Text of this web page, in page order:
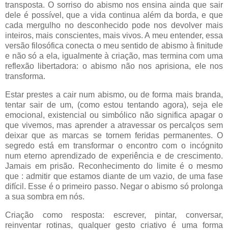
transposta. O sorriso do abismo nos ensina ainda que sair
dele é possível, que a vida continua além da borda, e que
cada mergulho no desconhecido pode nos devolver mais
inteiros, mais conscientes, mais vivos. A meu entender, essa
versão filosófica conecta o meu sentido de abismo à finitude
e não só a ela, igualmente à criação, mas termina com uma
reflexão libertadora: o abismo não nos aprisiona, ele nos
transforma.
Estar prestes a cair num abismo, ou de forma mais branda,
tentar sair de um, (como estou tentando agora), seja ele
emocional, existencial ou simbólico não significa apagar o
que vivemos, mas aprender a atravessar os percalços sem
deixar que as marcas se tornem feridas permanentes. O
segredo está em transformar o encontro com o incógnito
num eterno aprendizado de experiência e de crescimento.
Jamais em prisão. Reconhecimento do limite é o mesmo
que : admitir que estamos diante de um vazio, de uma fase
difícil. Esse é o primeiro passo. Negar o abismo só prolonga
a sua sombra em nós.
Criação como resposta: escrever, pintar, conversar,
reinventar rotinas, qualquer gesto criativo é uma forma